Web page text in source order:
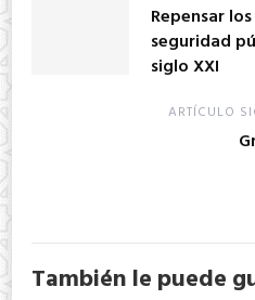
Repensar
seguridad
siglo XXI
ARTÍCULO
También le puede